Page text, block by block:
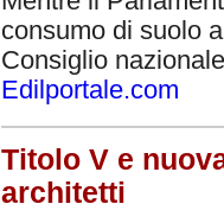
consumo di suolo
Consiglio
Edilportale.com
Titolo V e
architetti